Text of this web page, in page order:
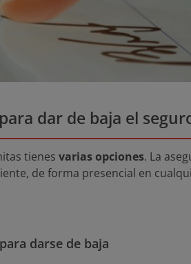
dar de baja el
tienes varias opciones. La
de forma presencial en
darse de baja